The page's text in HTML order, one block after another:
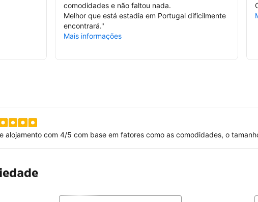
comodidades e não faltou nada.
Melhor que está estadia em Portugal dificilmente
encontrará."
Mais informações
alojamento com 4/5 com base em fatores como as comodidades, o